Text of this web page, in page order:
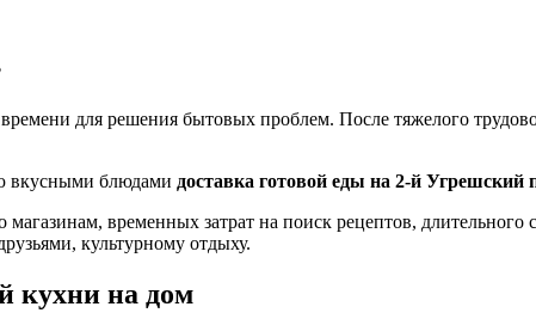
для решения бытовых проблем. После тяжелого
вкусными блюдами доставка готовой еды на 2-й Угрешский
временных затрат на поиск рецептов,
культурному отдыху.
кухни на дом